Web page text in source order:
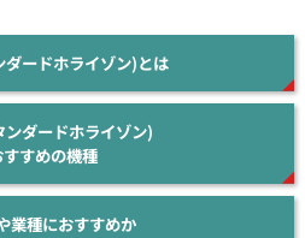
ダードホライゾン)とは
ンダードホライゾン)
すすめの機種
業種におすすめか